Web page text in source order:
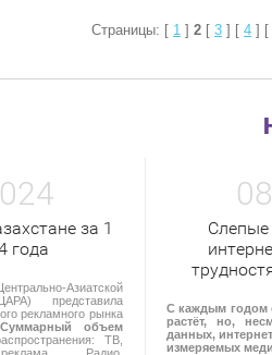
Страницы: [ 1 ] 2 [ 3 ] [ 4 ] [
за 1
года
Азиатской
представила
рекламного рынка
Суммарный объем
ТВ,
Радио,
С каждым годом
растёт, но,
данных,
измеряемых